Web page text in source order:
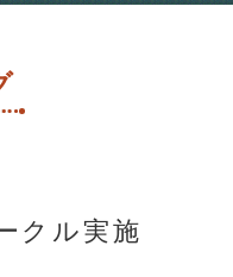
クル実施